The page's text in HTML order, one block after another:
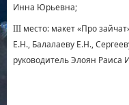
Инна Юрьевна;
III место: макет «Про
Е.Н., Балалаеву Е.Н.,
руководитель Элоян Раиса